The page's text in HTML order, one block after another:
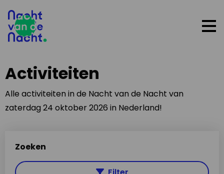
Activiteiten
Alle activiteiten in de Nacht van de Nacht van
zaterdag 24 oktober 2026 in Nederland!
Zoeken